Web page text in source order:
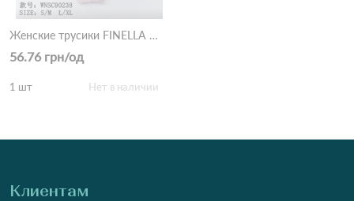
Женские трусики FINELLA WTSC90238 1с Разные цвета
56.76 грн/од
1 шт Нет в наличии
Клиентам